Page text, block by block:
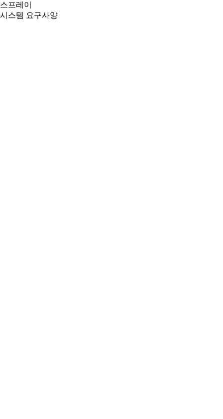
스프레이
시스템 요구사양